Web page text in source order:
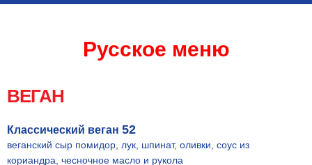
Русское меню
ВЕГАН
Классический веган
веганский сыр помидор, лук, шпинат, оливки, соус из
кориандра, чесночное масло и рукола